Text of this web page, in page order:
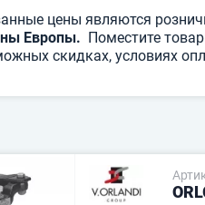
цены являются
Европы. Поместите
скидках, условиях